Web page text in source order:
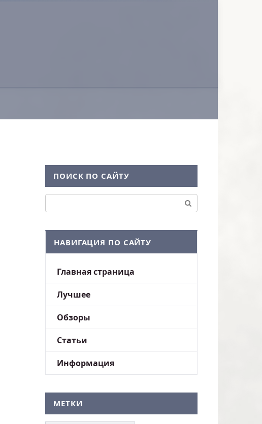
ПОИСК ПО САЙТУ
НАВИГАЦИЯ ПО САЙТУ
Главная страница
Лучшее
Обзоры
Статьи
Информация
МЕТКИ